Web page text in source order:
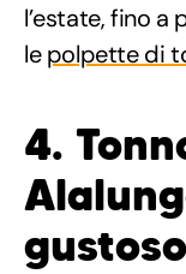
l’estate, fino a
lepolpette di
4.
gustoso